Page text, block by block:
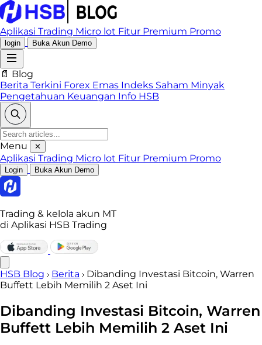
Aplikasi Trading Micro lot Fitur Premium Promo
login Buka Akun Demo
📄 Blog
Berita Terkini Forex Emas Indeks Saham Minyak
Pengetahuan Keuangan Info HSB
Menu ✕
Aplikasi Trading Micro lot Fitur Premium Promo
Login Buka Akun Demo
Trading & kelola akun MT
di Aplikasi HSB Trading
HSB Blog Berita
Dibanding Investasi Bitcoin, Warren
Buffett Lebih Memilih 2 Aset Ini
Dibanding Investasi Bitcoin, Warren
Buffett Lebih Memilih 2 Aset Ini